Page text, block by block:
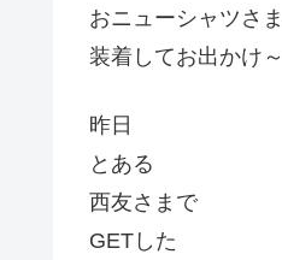
おニューシャツさ
装着してお出かけ～
昨日
とある
西友さまで
GETした